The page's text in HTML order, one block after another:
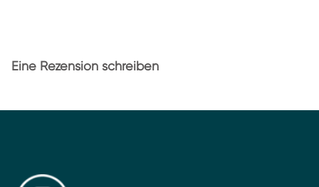
Eine Rezension schreiben